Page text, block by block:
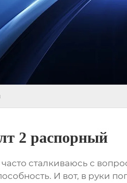
2 распорный
сталкиваюсь с
И вот, в руки